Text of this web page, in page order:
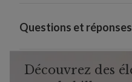
Questions et réponses
Découvrez des